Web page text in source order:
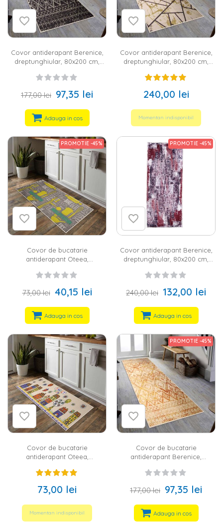
Covor antiderapant Berenice,
dreptunghiular, 80x200 cm,
bumbac
177,00 lei 97,35 lei
Adauga in cos
Covor antiderapant Berenice,
dreptunghiular, 80x200 cm,
60% bumbac
240,00 lei
Momentan indisponibil
PROMOTIE -45%
Covor de bucatarie
antiderapant Oteea,
galben, alb, turcoaz, 60%
73,00 lei 40,15 lei
Adauga in cos
PROMOTIE -45%
Covor antiderapant Berenice,
dreptunghiular, 80x200 cm,
bumbac
240,00 lei 132,00 lei
Adauga in cos
Covor de bucatarie
antiderapant Oteea,
sweet home, multicolor, 60%
73,00 lei
Momentan indisponibil
PROMOTIE -45%
Covor de bucatarie
antiderapant Berenice,
oriental, maro, alb, 60%
177,00 lei 97,35 lei
Adauga in cos